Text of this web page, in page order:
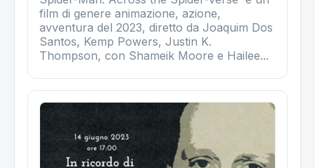
film di genere animazione, azione,
avventura del 2023, diretto da Joaquim Dos
Santos, Kemp Powers, Justin K.
Thompson, con Shameik Moore e Hailee...